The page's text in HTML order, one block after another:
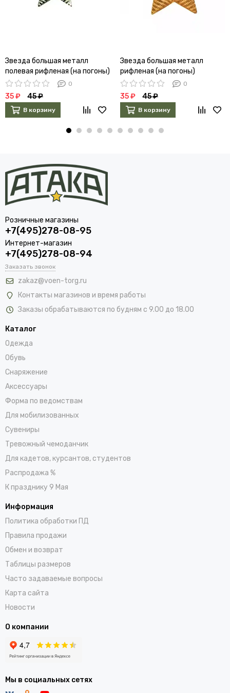
Звезда большая металл
полевая рифленая (на погоны)
0
35 ₽ 45 ₽
В корзину
Звезда большая металл
рифленая (на погоны)
0
35 ₽ 45 ₽
В корзину
Розничные магазины
+7(495)278-08-95
Интернет-магазин
+7(495)278-08-94
Заказать звонок
zakaz@voen-torg.ru
Контакты магазинов и время работы
Заказы обрабатываются по будням с 9.00 до 18.00
Каталог
Одежда
Обувь
Снаряжение
Аксессуары
Форма по ведомствам
Для мобилизованных
Сувениры
Тревожный чемоданчик
Для кадетов, курсантов, студентов
Распродажа %
К празднику 9 Мая
Информация
Политика обработки ПД
Правила продажи
Обмен и возврат
Таблицы размеров
Часто задаваемые вопросы
Карта сайта
Новости
О компании
Мы в социальных сетях